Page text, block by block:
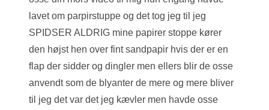
lavet om parpirstuppe og det tog jeg til jeg
SPIDSER ALDRIG mine papirer stoppe kører
den højst hen over fint sandpapir hvis der er en
flap der sidder og dingler men ellers blir de osse
anvendt som de blyanter de mere og mere bliver
til jeg det var det jeg kævler men havde osse